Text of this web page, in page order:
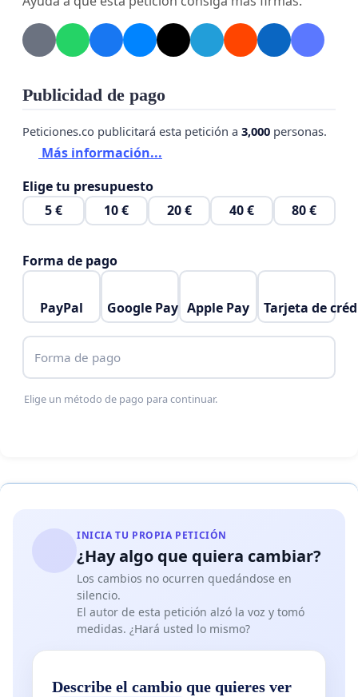
reduciendo los riesgos existentes.
Por lo expuesto, se solicita que esta petición sea
posible.
Publicidad de pago
Peticiones.co publicitará esta petición a 3,000 personas.
Más información...
Elige tu presupuesto
5 €
10 € 20 € 40 € 80 €
Forma de pago
PayPal Google Pay Apple Pay Tarjeta de
Forma de pago
Elige un método de pago para continuar.
INICIA TU PROPIA PETICIÓN
¿Hay algo que quiera cambiar?
Los cambios no ocurren quedándose en
silencio.
El autor de esta petición alzó la voz y tomó
medidas. ¿Hará usted lo mismo?
Describe el cambio que quieres ver